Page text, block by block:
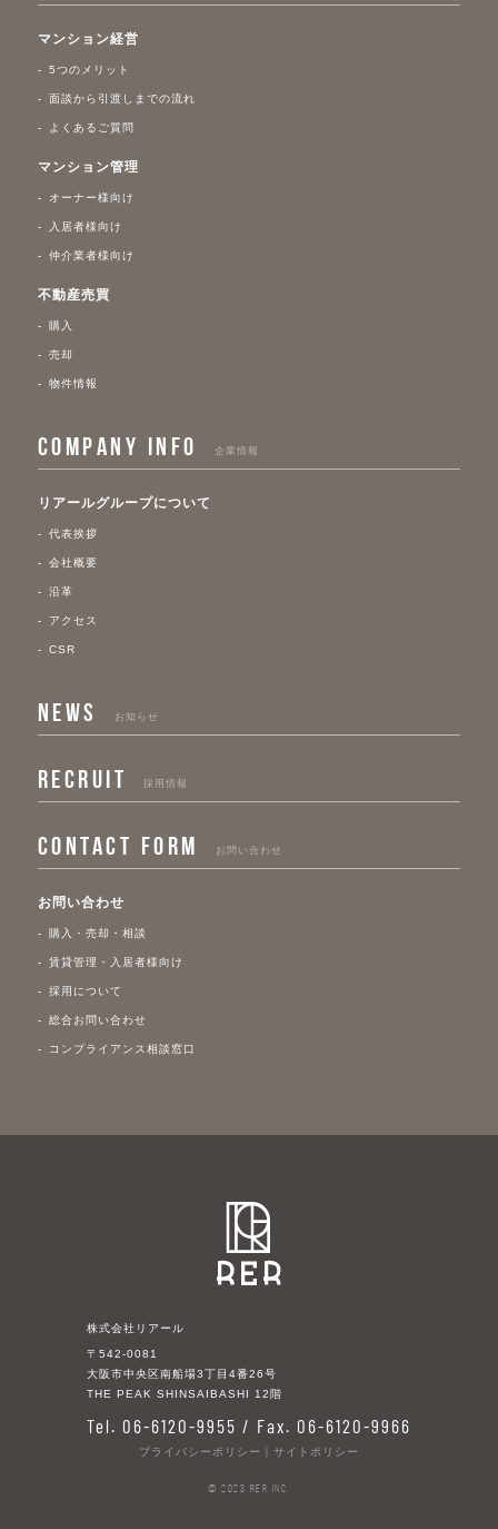
マンション経営
5つのメリット
面談から引渡しまでの流れ
よくあるご質問
マンション管理
オーナー様向け
入居者様向け
仲介業者様向け
不動産売買
購入
売却
物件情報
COMPANY INFO 企業情報
リアールグループについて
代表挨拶
会社概要
沿革
アクセス
CSR
NEWS お知らせ
RECRUIT 採用情報
CONTACT FORM お問い合わせ
お問い合わせ
購入・売却・相談
賃貸管理・入居者様向け
採用について
総合お問い合わせ
コンプライアンス相談窓口
株式会社リアール
〒542-0081
大阪市中央区南船場3丁目4番26号
THE PEAK SHINSAIBASHI 12階
Tel. 06-6120-9955 / Fax. 06-6120-9966
プライバシーポリシー サイトポリシー
© 2023 RER Inc.